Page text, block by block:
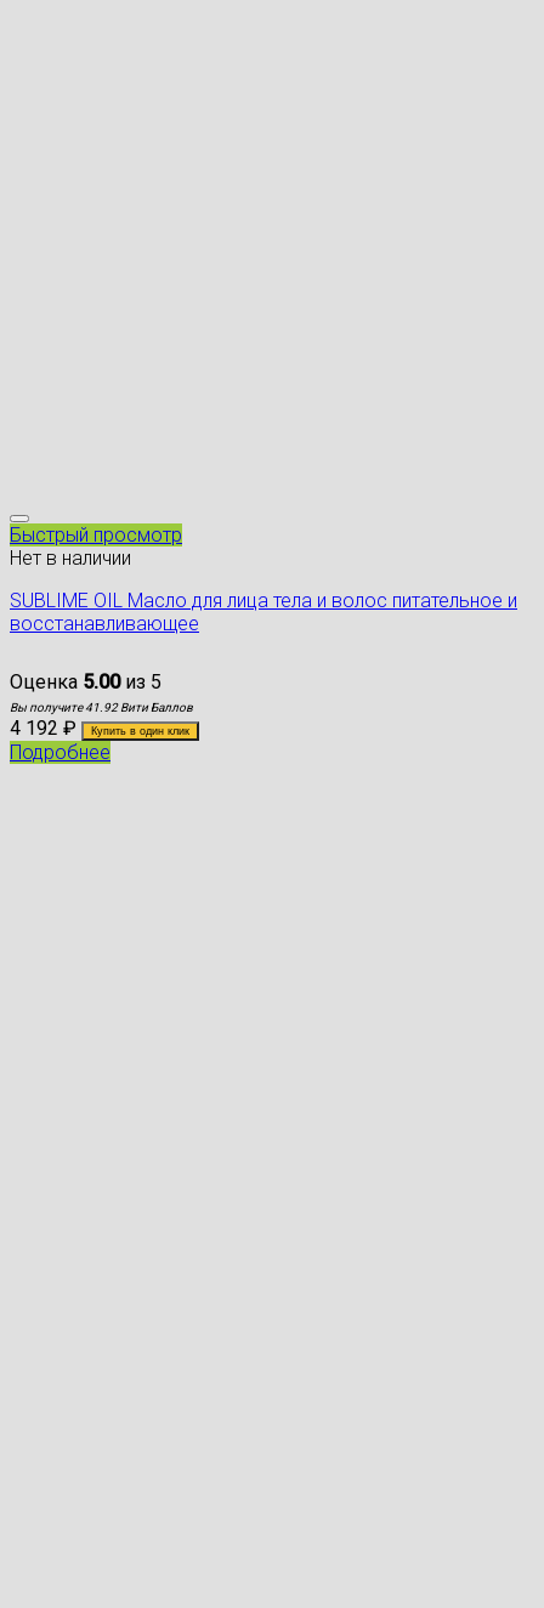
Быстрый просмотр
Нет в наличии
SUBLIME OIL Масло для лица тела и волос питательное и
восстанавливающее
Оценка 5.00из 5
Вы получите 41.92 Вити Баллов
4 192 ₽ Купить в один клик
Подробнее